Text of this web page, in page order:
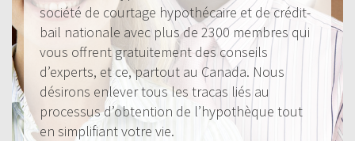
société de courtage hypothécaire et de crédit-
bail nationale avec plus de 2300 membres qui
vous offrent gratuitement des conseils
d’experts, et ce, partout au Canada. Nous
désirons enlever tous les tracas liés au
processus d’obtention de l’hypothèque tout
en simplifiant votre vie.